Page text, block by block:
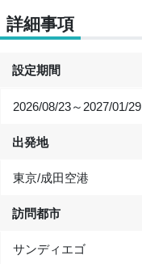
詳細事項
設定期間
2026/08/23～2027/01/29
出発地
東京/成田空港
訪問都市
サンディエゴ